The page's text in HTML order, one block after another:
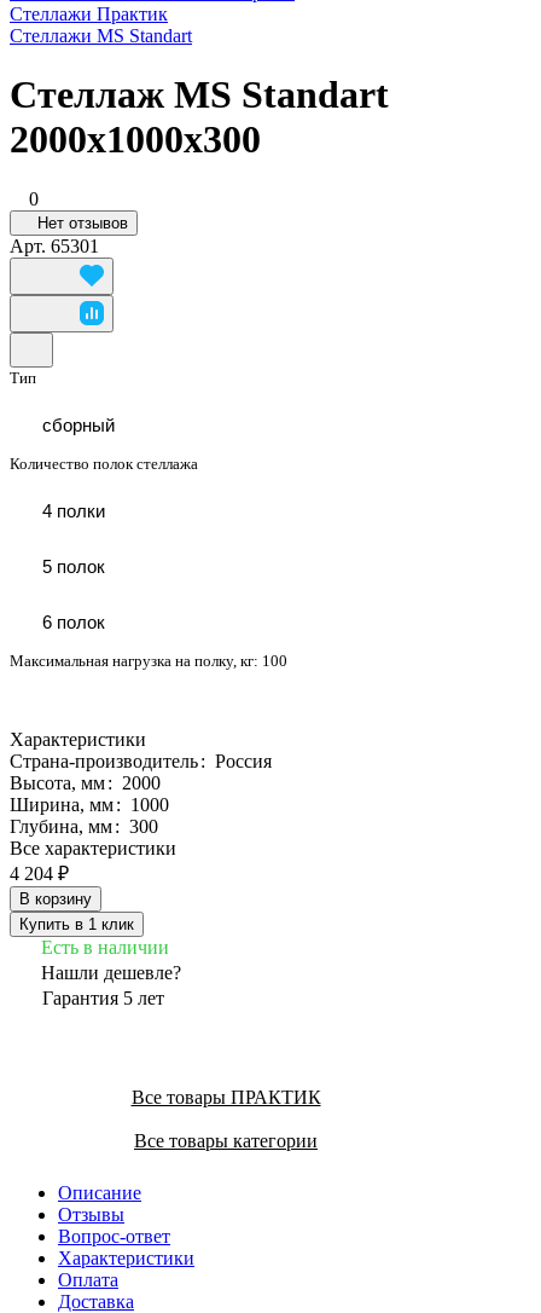
Стеллажи Практик
Стеллажи MS Standart
Стеллаж MS Standart
2000x1000x300
0
Нет отзывов
Арт. 65301
Тип
сборный
Количество полок стеллажа
4 полки
5 полок
6 полок
Максимальная нагрузка на полку, кг: 100
Характеристики
Страна-производитель: Россия
Высота, мм: 2000
Ширина, мм: 1000
Глубина, мм: 300
Все характеристики
4 204 ₽
В корзину
Купить в 1 клик
Есть в наличии
Нашли дешевле?
Гарантия 5 лет
Все товары ПРАКТИК
Все товары категории
Описание
Отзывы
Вопрос-ответ
Характеристики
Оплата
Доставка